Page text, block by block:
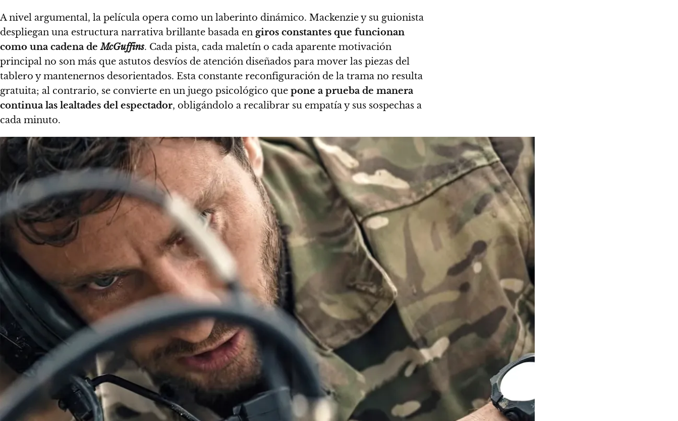
A nivel argumental, la película opera como un laberinto dinámico. Mackenzie y su guionista
despliegan una estructura narrativa brillante basada en giros constantes que funcionan
como una cadena deMcGuffins. Cada pista, cada maletín o cada aparente motivación
principal no son más que astutos desvíos de atención diseñados para mover las piezas del
tablero y mantenernos desorientados. Esta constante reconfiguración de la trama no resulta
gratuita; al contrario, se convierte en un juego psicológico que pone a prueba de manera
continua las lealtades del espectador, obligándolo a recalibrar su empatía y sus sospechas a
cada minuto.